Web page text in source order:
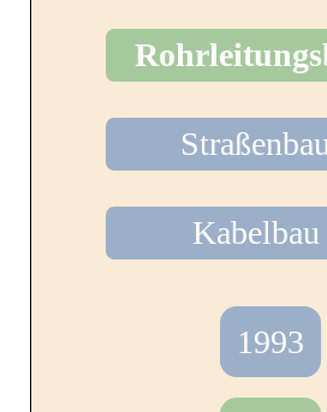
Leistungen
Über uns
Straßenbau
Kabelbau
1993